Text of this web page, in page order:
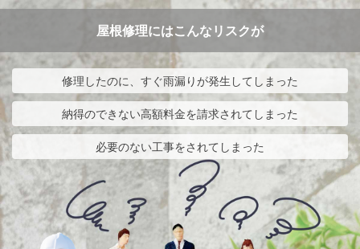
屋根修理にはこんなリスクが
修理したのに、すぐ雨漏りが発生してしまった
納得のできない高額料金を請求されてしまった
必要のない工事をされてしまった